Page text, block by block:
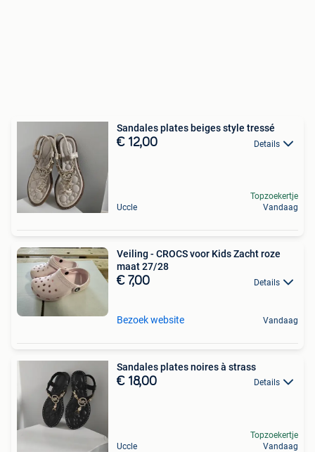
Sandales plates beiges style tressé
€ 12,00 Details
Uccle
Topzoekertje
Vandaag
Veiling - CROCS voor Kids Zacht roze
maat 27/28
€ 7,00 Details
Bezoek website Vandaag
Sandales plates noires à strass
€ 18,00 Details
Uccle
Topzoekertje
Vandaag